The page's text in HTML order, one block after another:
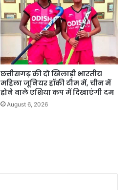
छत्तीसगढ़ की दो खिलाड़ी भारतीय
महिला जूनियर हॉकी टीम में, चीन में
होने वाले एशिया कप में दिखाएंगी दम
August 6, 2026